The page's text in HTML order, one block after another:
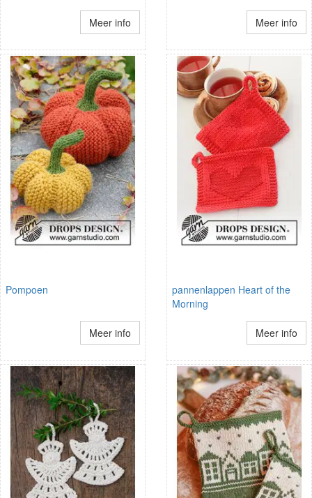
Meer info Meer info
Pompoen
Meer info
pannenlappen Heart of the
Morning
Meer info